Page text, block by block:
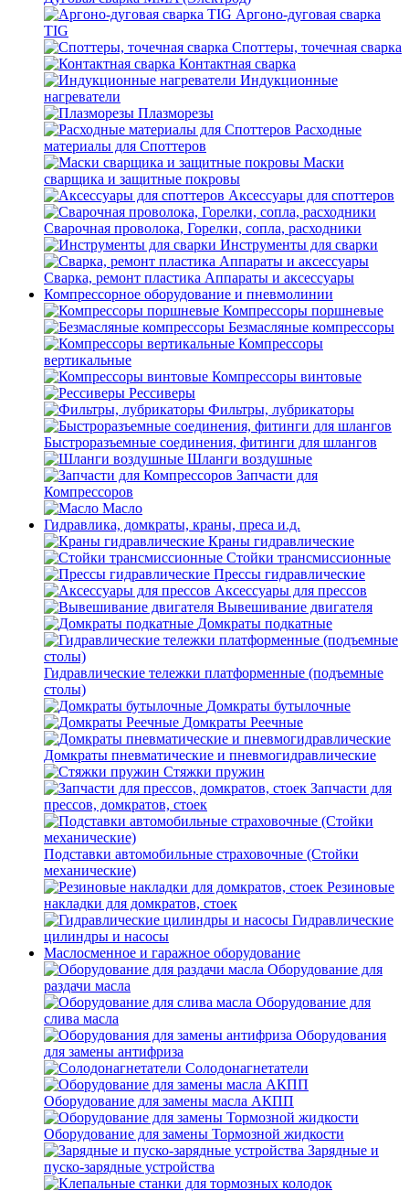
Аргоно-дуговая сварка
TIG
Споттеры, точечная сварка
Контактная сварка
Индукционные
нагреватели
Плазморезы
Расходные
материалы для Споттеров
Маски
сварщика и защитные покровы
Аксессуары для споттеров
Сварочная проволока, Горелки, сопла, расходники
Инструменты для сварки
Сварка, ремонт пластика Аппараты и аксессуары
Компрессорное оборудование и пневмолинии
Компрессоры поршневые
Безмасляные компрессоры
Компрессоры
вертикальные
Компрессоры винтовые
Рессиверы
Фильтры, лубрикаторы
Быстроразъемные соединения, фитинги для шлангов
Шланги воздушные
Запчасти для
Компрессоров
Масло
Гидравлика, домкраты, краны, преса и.д.
Краны гидравлические
Стойки трансмиссионные
Прессы гидравлические
Аксессуары для прессов
Вывешивание двигателя
Домкраты подкатные
Гидравлические тележки платформенные (подъемные
столы)
Домкраты бутылочные
Домкраты Реечные
Домкраты пневматические и пневмогидравлические
Стяжки пружин
Запчасти для
прессов, домкратов, стоек
Подставки автомобильные страховочные (Стойки
механические)
Резиновые
накладки для домкратов, стоек
Гидравлические
цилиндры и насосы
Маслосменное и гаражное оборудование
Оборудование для
раздачи масла
Оборудование для
слива масла
Оборудования
для замены антифриза
Солодонагнетатели
Оборудование для замены масла АКПП
Оборудование для замены Тормозной жидкости
Зарядные и
пуско-зарядные устройства